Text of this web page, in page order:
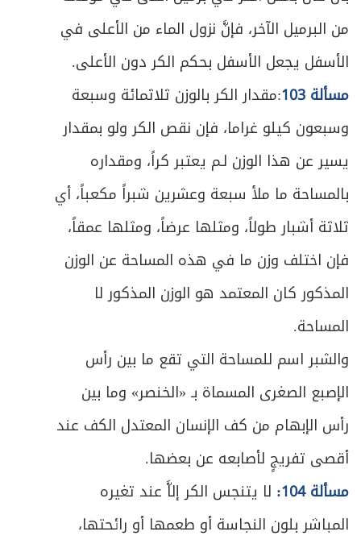
من البرميل الآخر، فإنَّ نزول الماء من الأعلى في
الأسفل يجعل الأسفل بحكم الكر دون الأعلى.
مسألة 103
:مقدار الكر بالوزن ثلاثمائة وسبعة
وسبعون كيلو غراما، فإن نقص الكر ولو بمقدار
يسير عن هذا الوزن لـم يعتبر كراً، ومقداره
بالمساحة ما ملأ سبعة وعشرين شبراً مكعباً، أي
ثلاثة أشبار طولاً، ومثلها عرضاً، ومثلها عمقاً،
فإن اختلف وزن ما في هذه المساحة عن الوزن
المذكور كان المعتمد هو الوزن المذكور لا
المساحة.
والشبر اسم للمساحة التي تقع ما بين رأس
الإصبع الصغرى المسماة بـ «الخنصر» وما بين
رأس الإبهام من كف الإنسان المعتدل الكف عند
أقصى تفريجٍ لأصابعه عن بعضها.
مسألة 104:
لا يتنجس الكر إلاَّ عند تغيره
المباشر بلون النجاسة أو طعمها أو رائحتها،
487 تمهيد في الشروط العامة للزكاة
489 المبحث الأول ـ في زكاة الأنعام
ص
496 المبحث الثاني ـ في زكاة الغلات
ص
500 المبحث الثالث ـ في زكاة النقدين
505 الفصل الثاني في مستحق الزكاة
ص المبحث الأول ـ في أصناف المستحقين
510 المبحث الثاني ـ في أوصاف المستحقين
ص
513 المبحث الثالث ـ في أحكام دفع الزكاة
ص
518 خاتمة ـ في زكاة الفطرة
525 الباب الخامس - في الخمس
ص
526 شروط الخُمس
ص
529 الفصل الأول - في ما يجب فيه الخمس